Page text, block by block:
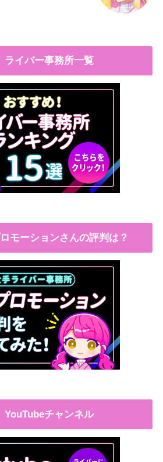
ライバー事務所一覧
モーションさんの評判は？
YouTubeチャンネル